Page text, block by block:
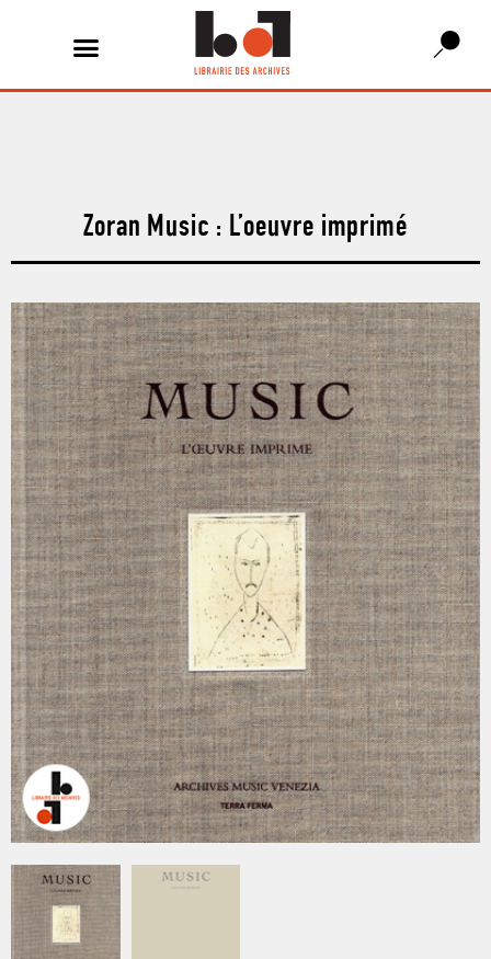
Zoran Music : L’oeuvre imprimé